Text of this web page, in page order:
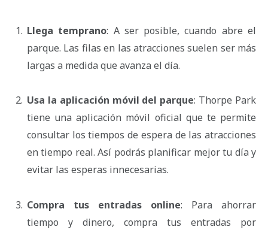
Llega temprano: A ser posible, cuando abre el
parque. Las filas en las atracciones suelen ser más
largas a medida que avanza el día.
Usa la aplicación móvil del parque: Thorpe Park
tiene una aplicación móvil oficial que te permite
consultar los tiempos de espera de las atracciones
en tiempo real. Así podrás planificar mejor tu día y
evitar las esperas innecesarias.
Compra tus entradas online: Para ahorrar
tiempo y dinero, compra tus entradas por